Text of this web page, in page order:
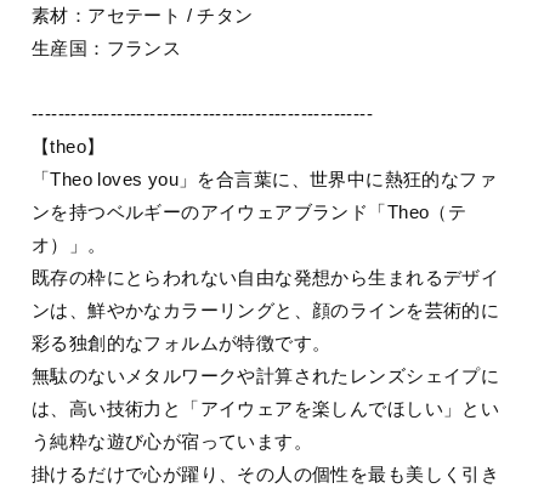
素材：アセテート / チタン
生産国：フランス
----------------------------------------------------
【theo】
「Theo loves you」を合言葉に、世界中に熱狂的なファ
ンを持つベルギーのアイウェアブランド「Theo（テ
オ）」。
既存の枠にとらわれない自由な発想から生まれるデザイ
ンは、鮮やかなカラーリングと、顔のラインを芸術的に
彩る独創的なフォルムが特徴です。
無駄のないメタルワークや計算されたレンズシェイプに
は、高い技術力と「アイウェアを楽しんでほしい」とい
う純粋な遊び心が宿っています。
掛けるだけで心が躍り、その人の個性を最も美しく引き